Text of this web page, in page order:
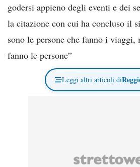
godersi appieno degli eventi e dei
la citazione con cui ha concluso il
sono le persone che fanno i
fanno le persone”
Leggi altri articoli di